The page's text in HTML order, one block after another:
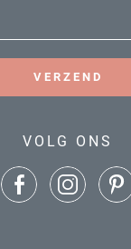
VERZEND
VOLG ONS